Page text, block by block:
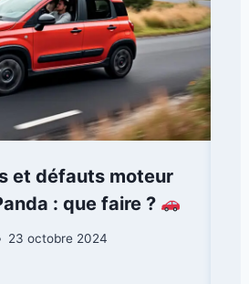
et défauts moteur
: que faire ?
23 octobre 2024